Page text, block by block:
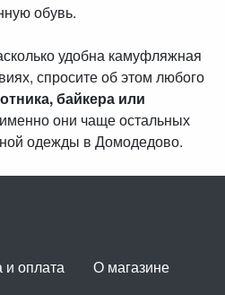
обувь.
удобна камуфляжная
спросите об этом любого
байкера или
они чаще остальных
одежды в Домодедово.
и оплата
О магазине